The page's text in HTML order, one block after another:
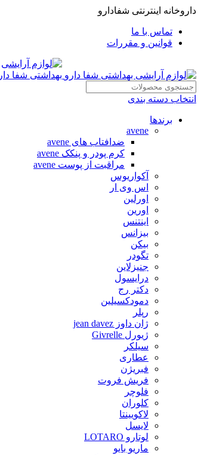
داروخانه اینترنتی شفادارو
تماس با ما
قوانین و مقررات
انتخاب دسته بندی
برندها
avene
ضدافتاب های avene
کرم پودر و پنکک avene
مراقبت از پوست avene
آکواریوس
اس وی ار
اورلین
اورین
اینتنس
بیزانس
بیکن
تگودر
جنیزلاین
درایسول
دکتر رج
دمودکسیلین
رپلر
ژان داوز jean davez
ژیورل Givrelle
سیلکر
عطاری
فبریژن
فریش فروت
فلوچر
کلوران
لاکویینتا
لایسل
لوتارو LOTARO
ماریو بایو